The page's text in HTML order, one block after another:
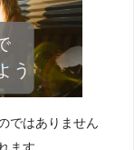
ではありません
ます。